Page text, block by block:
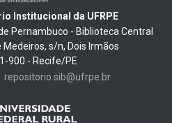
Institucional da UFRPE
Pernambuco - Biblioteca Central
Medeiros, s/n, Dois Irmãos
900 - Recife/PE
repositorio.sib@ufrpe.br